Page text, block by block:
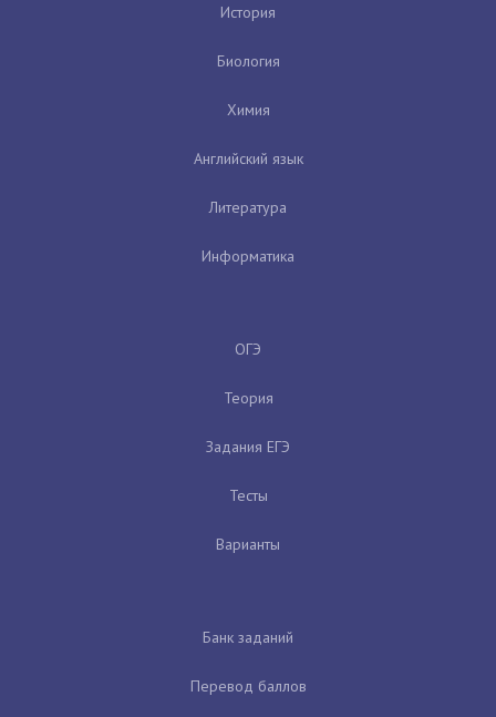
История
Биология
Химия
Английский язык
Литература
Информатика
ОГЭ
Теория
Задания ЕГЭ
Тесты
Варианты
Банк заданий
Перевод баллов